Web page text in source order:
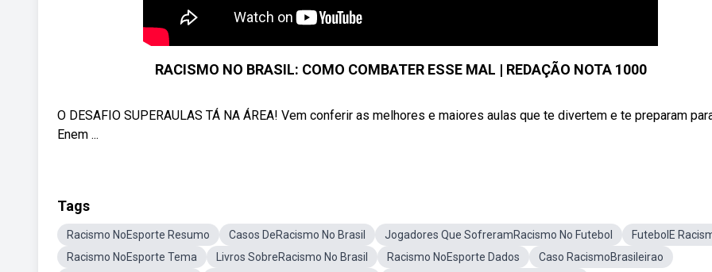
RACISMO NO BRASIL: COMO COMBATER ESSE MAL | REDAÇÃO NOTA 1000
O DESAFIO SUPERAULAS TÁ NA ÁREA! Vem conferir as melhores e maiores aulas que te divertem e te preparam
Enem ...
Tags
Racismo NoEsporte Resumo Casos DeRacismo No Brasil Jogadores Que SofreramRacismo No Futebol
FutebolE
Racismo NoEsporte Tema
Livros SobreRacismo No Brasil Racismo NoEsporte Dados
Caso RacismoBrasileirao